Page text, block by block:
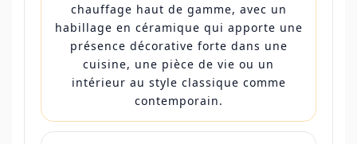
chauffage haut de gamme, avec un
habillage en céramique qui apporte une
présence décorative forte dans une
cuisine, une pièce de vie ou un
intérieur au style classique comme
contemporain.